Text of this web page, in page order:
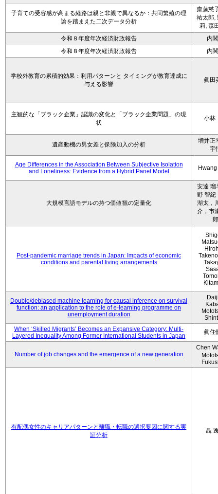
子育ての受容感が高まる経路は親と非親で異なるか：共同繁殖の理
論を踏まえた二次データ分析
齋藤慈
祐太郎,
莉, 森
令和８年度年次経済財政報告
内
令和８年度年次経済財政報告
内
学校外教育の累積的効果：利用パターンと タイミングが教育達成に
与える影響
眞田
主観的な「ブラック企業」認識の変化と「ブラック企業問題」の現
状
小
遺産動機の男女差と保険加入の分析
増井正
宇
Age Differences in the Association Between Subjective Isolation
and Loneliness: Evidence from a Hybrid Panel Model
大規模言語モデルの持つ価値観の定量化
安達 瑠
野 智紀
湖太，
介，市
郎
Post-pandemic marriage trends in Japan: Impacts of economic
conditions and parental living arrangements
Double/debiased machine learning for causal inference on survival
function: an application to the role of e-learning programme on
unemployment duration
When ‘Skilled Migrants’ Becomes an Expansive Category: Multi-
Layered Inequality Among Former International Students in Japan
眞住
Number of job changes and the emergence of a new generation
Chen
有配偶女性のキャリアパターンと離職・転職の選択要因に関する実
証分析
聶